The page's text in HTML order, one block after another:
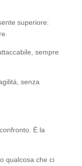
superiore:
sempre
senza
È la
qualcosa che ci